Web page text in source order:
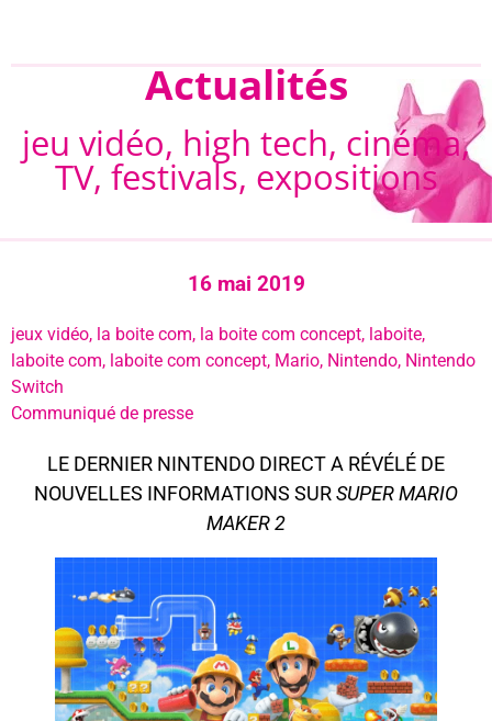
Actualités
jeu vidéo, high tech, cinéma,
TV, festivals, expositions
16 mai 2019
jeux vidéo, la boite com, la boite com concept, laboite,
laboite com, laboite com concept, Mario, Nintendo, Nintendo
Switch
Communiqué de presse
LE DERNIER NINTENDO DIRECT A RÉVÉLÉ DE
NOUVELLES INFORMATIONS SURSUPER MARIO
MAKER 2